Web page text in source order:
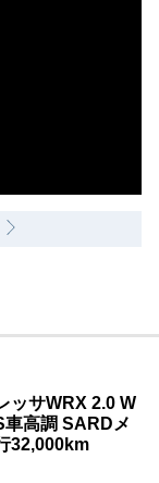
ッサWRX 2.0 W
車高調 SARDメ
32,000km